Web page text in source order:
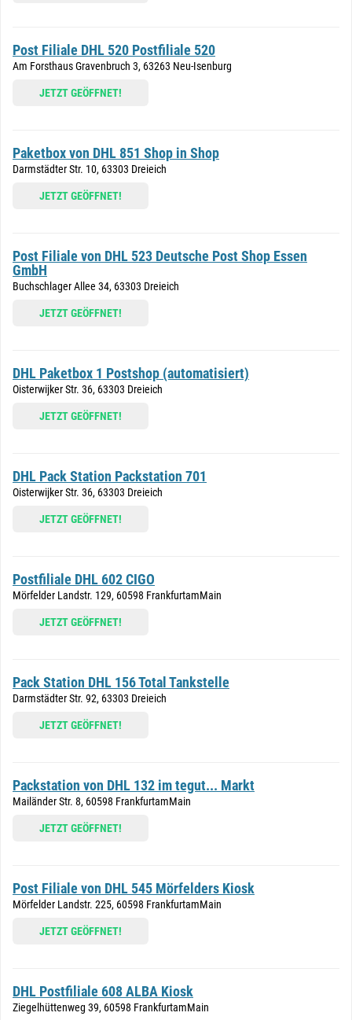
Post Filiale DHL 520 Postfiliale 520
Am Forsthaus Gravenbruch 3, 63263 Neu-Isenburg
JETZT GEÖFFNET!
Paketbox von DHL 851 Shop in Shop
Darmstädter Str. 10, 63303 Dreieich
JETZT GEÖFFNET!
Post Filiale von DHL 523 Deutsche Post Shop Essen
GmbH
Buchschlager Allee 34, 63303 Dreieich
JETZT GEÖFFNET!
DHL Paketbox 1 Postshop (automatisiert)
Oisterwijker Str. 36, 63303 Dreieich
JETZT GEÖFFNET!
DHL Pack Station Packstation 701
Oisterwijker Str. 36, 63303 Dreieich
JETZT GEÖFFNET!
Postfiliale DHL 602 CIGO
Mörfelder Landstr. 129, 60598 FrankfurtamMain
JETZT GEÖFFNET!
Pack Station DHL 156 Total Tankstelle
Darmstädter Str. 92, 63303 Dreieich
JETZT GEÖFFNET!
Packstation von DHL 132 im tegut... Markt
Mailänder Str. 8, 60598 FrankfurtamMain
JETZT GEÖFFNET!
Post Filiale von DHL 545 Mörfelders Kiosk
Mörfelder Landstr. 225, 60598 FrankfurtamMain
JETZT GEÖFFNET!
DHL Postfiliale 608 ALBA Kiosk
Ziegelhüttenweg 39, 60598 FrankfurtamMain